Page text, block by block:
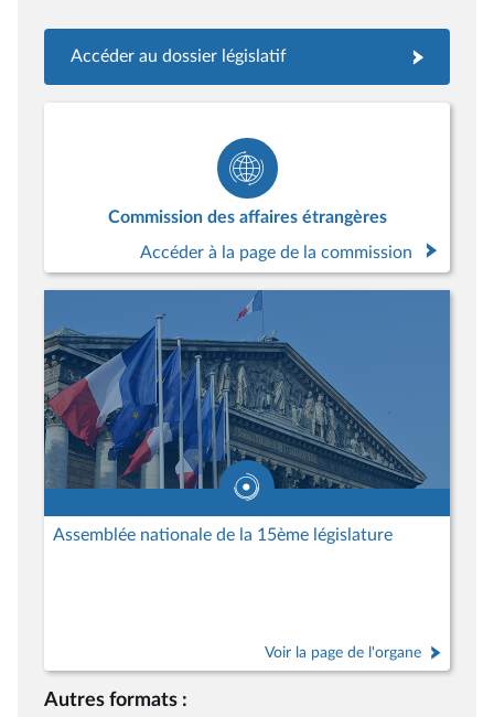
Accéder au dossier législatif
Commission des affaires étrangères
Accéder à la page de la commission
Assemblée nationale de la 15ème législature
Voir la page de l'organe
Autres formats :